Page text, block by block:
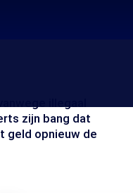
zijn bang dat
geld opnieuw de